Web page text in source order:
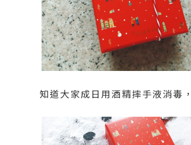
知道大家成日用酒精摔手液消